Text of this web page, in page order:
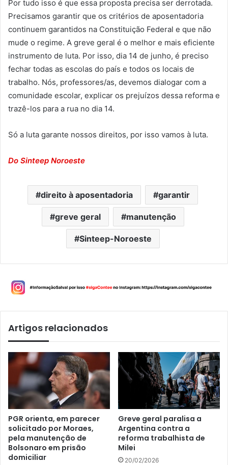
Por tudo isso é que essa proposta precisa ser derrotada.
Precisamos garantir que os critérios de aposentadoria
continuem garantidos na Constituição Federal e que não
mude o regime. A greve geral é o melhor e mais eficiente
instrumento de luta. Por isso, dia 14 de junho, é preciso
fechar todas as escolas do país e todos os locais de
trabalho. Nós, professores/as, devemos dialogar com a
comunidade escolar, explicar os prejuízos dessa reforma e
trazê-los para a rua no dia 14.
Só a luta garante nossos direitos, por isso vamos à luta.
Do Sinteep Noroeste
direito à aposentadoria garantir
greve geral manutenção
Sinteep-Noroeste
Artigos relacionados
PGR orienta, em parecer
solicitado por Moraes,
pela manutenção de
Bolsonaro em prisão
domiciliar
Greve geral paralisa a
Argentina contra a
reforma trabalhista de
Milei
20/02/2026